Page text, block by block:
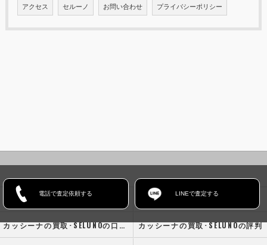
アクセス セルーノ お問い合わせ プライバシーポリシー
電話で査定依頼する LINEで査定する
ホーム コンセプト
カッシーナの買取･SELUNOの口コミ情報 カッシーナの買取･SELUNOの評判